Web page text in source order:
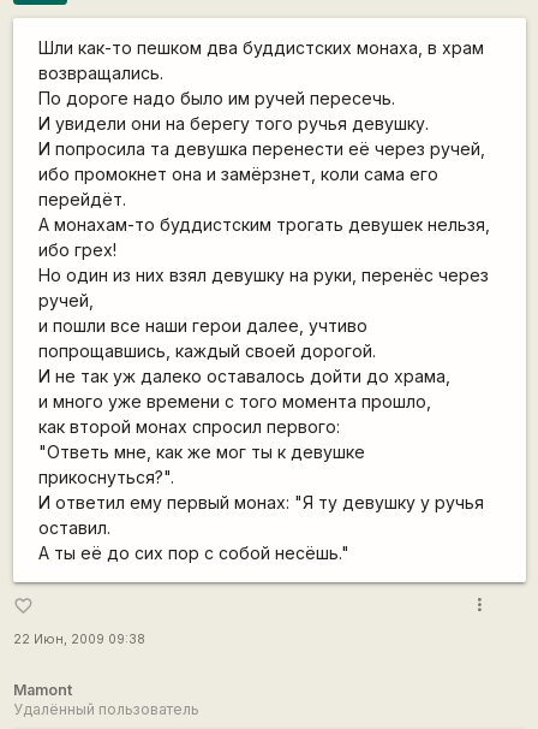
Шли как-то пешком два буддистских монаха, в храм
возвращались.
По дороге надо было им ручей пересечь.
И увидели они на берегу того ручья девушку.
И попросила та девушка перенести её через ручей,
ибо промокнет она и замёрзнет, коли сама его
перейдёт.
А монахам-то буддистским трогать девушек нельзя,
ибо грех!
Но один из них взял девушку на руки, перенёс через
ручей,
и пошли все наши герои далее, учтиво
попрощавшись, каждый своей дорогой.
И не так уж далеко оставалось дойти до храма,
и много уже времени с того момента прошло,
как второй монах спросил первого:
"Ответь мне, как же мог ты к девушке
прикоснуться?".
И ответил ему первый монах: "Я ту девушку у ручья
оставил.
А ты её до сих пор с собой несёшь."
favorite_border
22 Июн, 2009 09:38
more_vert
Mamont
Удалённый пользователь